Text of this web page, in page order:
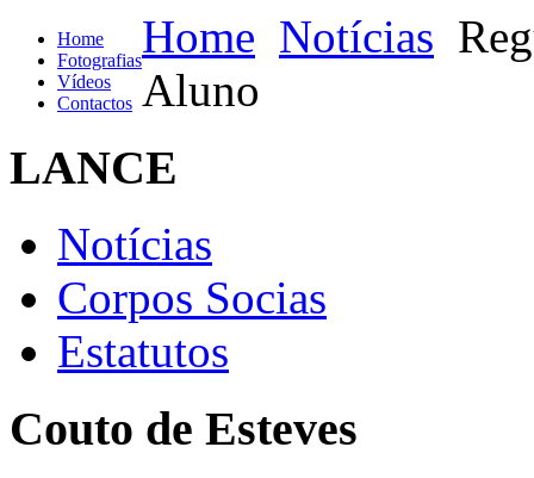
Home
Fotografias
Vídeos
Contactos
Home Notícias
Aluno
LANCE
Notícias
Corpos Socias
Estatutos
Couto de Esteves